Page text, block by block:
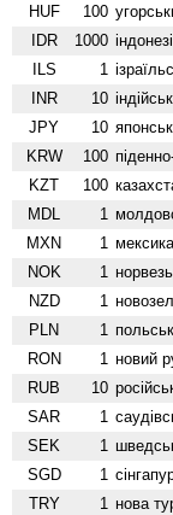
HUF 100
IDR 1000
ILS 1
INR 10
JPY 10
KRW 100
KZT 100
MDL 1
MXN 1
NOK 1
NZD 1
PLN 1
RON 1 новий
RUB 10
SAR 1
SEK 1
SGD 1
TRY 1 нова